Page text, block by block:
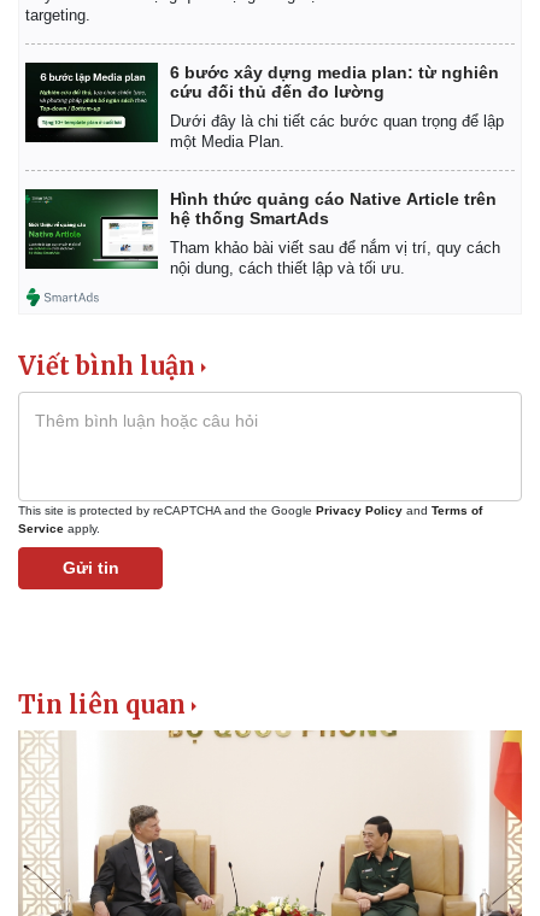
Pháp luật
Vụ án
Quân sự - Quốc phòng
Vũ khí
targeting.
6 bước xây dựng media plan: từ nghiên
cứu đối thủ đến đo lường
Dưới đây là chi tiết các bước quan trọng để lập
một Media Plan.
Hình thức quảng cáo Native Article trên
hệ thống SmartAds
Tham khảo bài viết sau để nắm vị trí, quy cách
nội dung, cách thiết lập và tối ưu.
Viết bình luận
This site is protected by reCAPTCHA and the Google Privacy Policy and Terms of
Service apply.
Gửi tin
Tin liên quan